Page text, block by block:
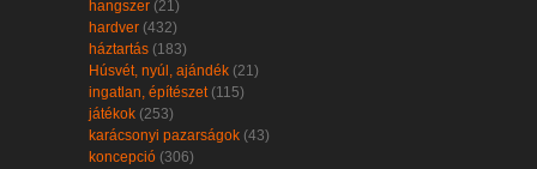
hangszer (21)
hardver (432)
háztartás (183)
Húsvét, nyúl, ajándék (21)
ingatlan, építészet(115)
játékok (253)
karácsonyi pazarságok (43)
koncepció (306)